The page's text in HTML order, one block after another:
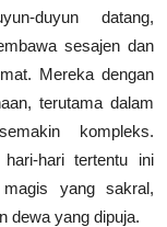
duyun datang,
sesajen dan
Mereka dengan
terutama dalam
kompleks.
hari tertentu ini
yang sakral,
dewa yang dipuja.